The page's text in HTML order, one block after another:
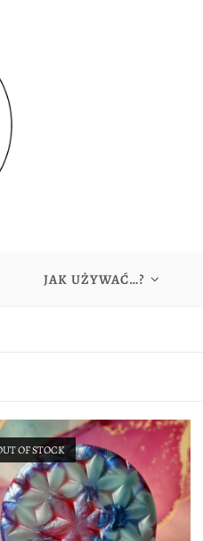
JAK UŻYWAĆ…?
OF STOCK